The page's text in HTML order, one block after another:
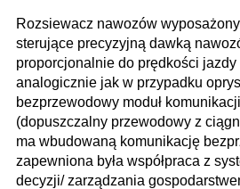
Rozsiewacz nawozów
sterujące precyzyjną dawką
proporcjonalnie do prędkości jazdy
analogicznie jak w przypadku
bezprzewodowy moduł
(dopuszczalny przewodowy z
ma wbudowaną komunikację
zapewniona była współpraca z
decyzji/ zarządzania